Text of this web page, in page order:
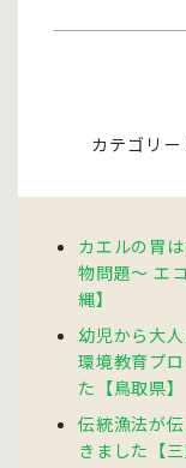
カテゴリー
カエルの胃
物問題〜 エ
縄】
幼児から大
環境教育プ
た【鳥取県】
伝統漁法が
きました【三